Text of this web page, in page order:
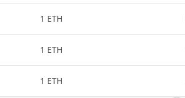
1 ETH
1 ETH
1 ETH